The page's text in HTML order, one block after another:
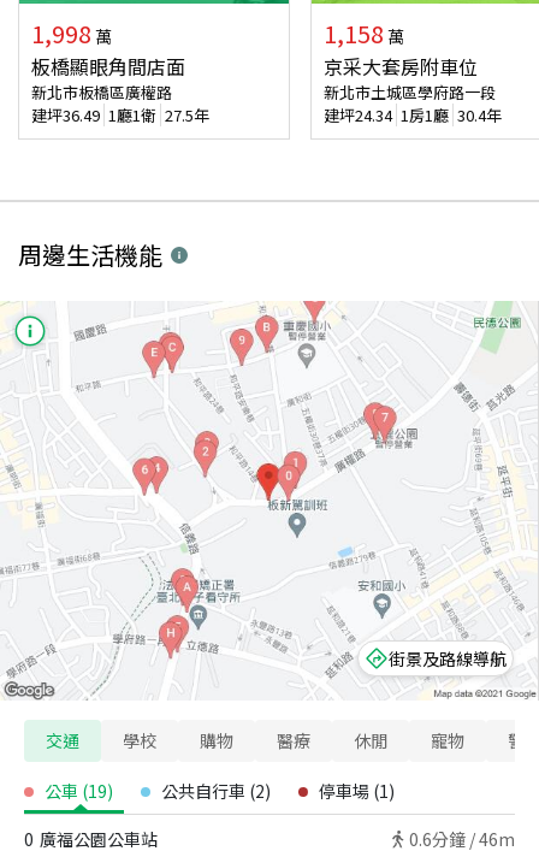
1,998 萬
板橋顯眼角間店面
新北市板橋區廣權路
建坪36.49 1廳1衛 27.5年
1,158 萬
京采大套房附車位
新北市土城區學府路一段
建坪24.34 1房1廳 30.4年
周邊生活機能
街景及路線導航
交通 學校 購物 醫療 休閒 寵物 警
公車 (19) 公共自行車 (2) 停車場 (1)
0 廣福公園公車站 0.6分鐘 /46m